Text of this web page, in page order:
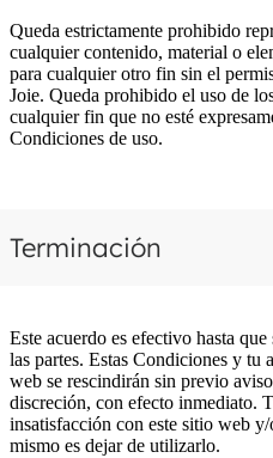
Queda estrictamente prohibido
cualquier contenido, material o
para cualquier otro fin sin el
Joie. Queda prohibido el uso de
cualquier fin que no esté
Condiciones de uso.
Terminación
Este acuerdo es efectivo hasta
las partes. Estas Condiciones y tu
web se rescindirán sin previo
discreción, con efecto inmediato.
insatisfacción con este sitio web
mismo es dejar de utilizarlo.